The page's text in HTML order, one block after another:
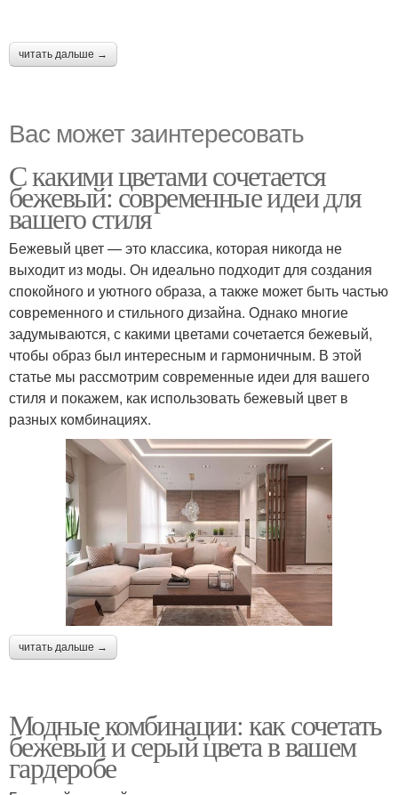
читать дальше →
Вас может заинтересовать
С какими цветами сочетается
бежевый: современные идеи для
вашего стиля
Бежевый цвет — это классика, которая никогда не
выходит из моды. Он идеально подходит для создания
спокойного и уютного образа, а также может быть частью
современного и стильного дизайна. Однако многие
задумываются, с какими цветами сочетается бежевый,
чтобы образ был интересным и гармоничным. В этой
статье мы рассмотрим современные идеи для вашего
стиля и покажем, как использовать бежевый цвет в
разных комбинациях.
читать дальше →
Модные комбинации: как сочетать
бежевый и серый цвета в вашем
гардеробе